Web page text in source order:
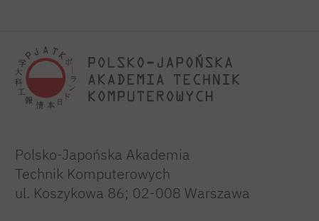
Polsko-Japońska Akademia
Technik Komputerowych
ul. Koszykowa 86; 02-008 Warszawa